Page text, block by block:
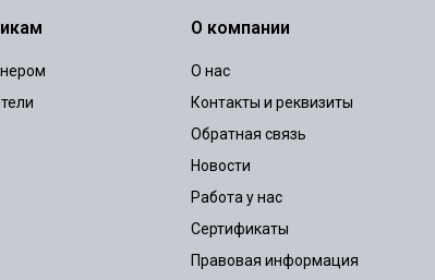
О компании
О нас
Контакты и реквизиты
Обратная связь
Новости
Работа у нас
Сертификаты
Правовая информация